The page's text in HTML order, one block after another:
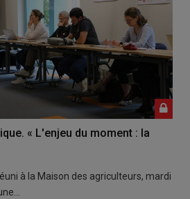
« L'enjeu du moment : la
à la Maison des agriculteurs, mardi